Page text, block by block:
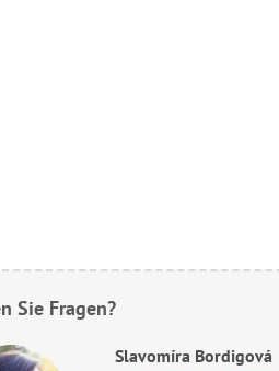
Sie Fragen?
Slavomíra Bordigová